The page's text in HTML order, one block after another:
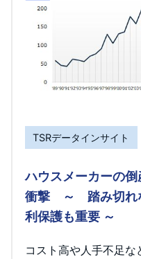
TSRデータインサイト
ハウスメーカーの
衝撃 ～ 踏み切れ
利保護も重要 ～
コスト高や人手不足